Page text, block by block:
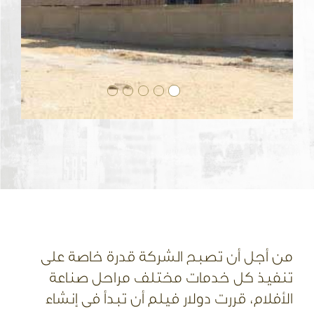
من أجل أن تصبح الشركة قدرة خاصة على
تنفيذ كل خدمات مختلف مراحل صناعة
الأفلام، قررت دولار فيلم أن تبدأ في إنشاء